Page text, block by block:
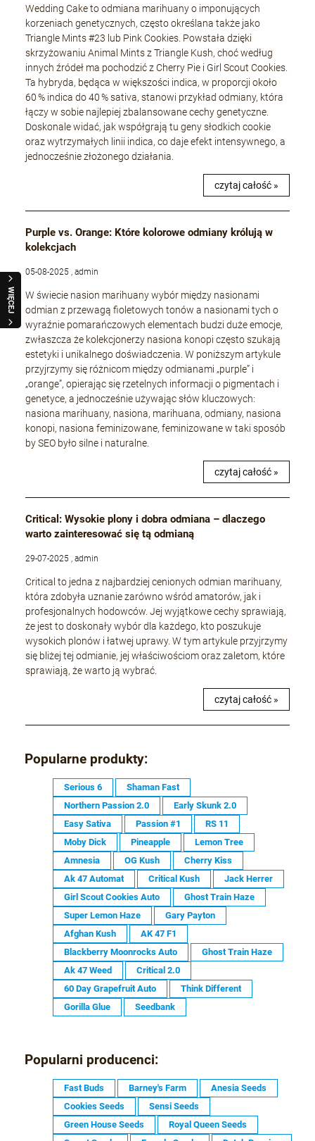
WIĘCEJ
Wedding Cake to odmiana marihuany o imponujących
korzeniach genetycznych, często określana także jako
Triangle Mints #23 lub Pink Cookies. Powstała dzięki
skrzyżowaniu Animal Mints z Triangle Kush, choć według
innych źródeł ma pochodzić z Cherry Pie i Girl Scout Cookies.
Ta hybryda, będąca w większości indica, w proporcji około
60 % indica do 40 % sativa, stanowi przykład odmiany, która
łączy w sobie najlepiej zbalansowane cechy genetyczne.
Doskonale widać, jak współgrają tu geny słodkich cookie
oraz wytrzymałych linii indica, co daje efekt intensywnego, a
jednocześnie złożonego działania.
czytaj całość »
Purple vs. Orange: Które kolorowe odmiany królują w
kolekcjach
05-08-2025 , admin
W świecie nasion marihuany wybór między nasionami
odmian z przewagą fioletowych tonów a nasionami tych o
wyraźnie pomarańczowych elementach budzi duże emocje,
zwłaszcza że kolekcjonerzy nasiona konopi często szukają
estetyki i unikalnego doświadczenia. W poniższym artykule
przyjrzymy się różnicom między odmianami „purple” i
„orange”, opierając się rzetelnych informacji o pigmentach i
genetyce, a jednocześnie używając słów kluczowych:
nasiona marihuany, nasiona, marihuana, odmiany, nasiona
konopi, nasiona feminizowane, feminizowane w taki sposób
by SEO było silne i naturalne.
czytaj całość »
Critical: Wysokie plony i dobra odmiana – dlaczego
warto zainteresować się tą odmianą
29-07-2025 , admin
Critical to jedna z najbardziej cenionych odmian marihuany,
która zdobyła uznanie zarówno wśród amatorów, jak i
profesjonalnych hodowców. Jej wyjątkowe cechy sprawiają,
że jest to doskonały wybór dla każdego, kto poszukuje
wysokich plonów i łatwej uprawy. W tym artykule przyjrzymy
się bliżej tej odmianie, jej właściwościom oraz zaletom, które
sprawiają, że warto ją wybrać.
czytaj całość »
Popularne produkty:
Serious 6
Shaman Fast
Northern Passion 2.0
Early Skunk 2.0
Easy Sativa
Passion #1
RS 11
Moby Dick
Pineapple
Lemon Tree
Amnesia
OG Kush
Cherry Kiss
Ak 47 Automat
Critical Kush
Jack Herrer
Girl Scout Cookies Auto
Ghost Train Haze
Super Lemon Haze
Gary Payton
Afghan Kush
AK 47 F1
Blackberry Moonrocks Auto
Ghost Train Haze
Ak 47 Weed
Critical 2.0
60 Day Grapefruit Auto
Think Different
Gorilla Glue
Seedbank
Popularni producenci:
Fast Buds Barney's Farm
Anesia Seeds
Cookies Seeds
Sensi Seeds
Green House Seeds
Royal Queen Seeds